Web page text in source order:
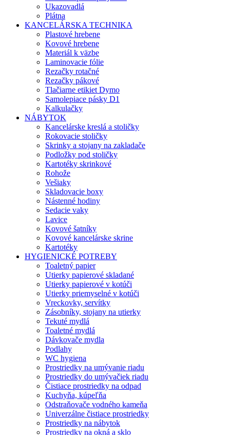
Ukazovadlá
Plátna
KANCELÁRSKA TECHNIKA
Plastové hrebene
Kovové hrebene
Materiál k väzbe
Laminovacie fólie
Rezačky rotačné
Rezačky pákové
Tlačiarne etikiet Dymo
Samolepiace pásky D1
Kalkulačky
NÁBYTOK
Kancelárske kreslá a stoličky
Rokovacie stoličky
Skrinky a stojany na zakladače
Podložky pod stoličky
Kartotéky skrinkové
Rohože
Vešiaky
Skladovacie boxy
Nástenné hodiny
Sedacie vaky
Lavice
Kovové šatníky
Kovové kancelárske skrine
Kartotéky
HYGIENICKÉ POTREBY
Toaletný papier
Utierky papierové skladané
Utierky papierové v kotúči
Utierky priemyselné v kotúči
Vreckovky, servítky
Zásobníky, stojany na utierky
Tekuté mydlá
Toaletné mydlá
Dávkovače mydla
Podlahy
WC hygiena
Prostriedky na umývanie riadu
Prostriedky do umývačiek riadu
Čistiace prostriedky na odpad
Kuchyňa, kúpeľňa
Odstraňovače vodného kameňa
Univerzálne čistiace prostriedky
Prostriedky na nábytok
Prostriedky na okná a sklo